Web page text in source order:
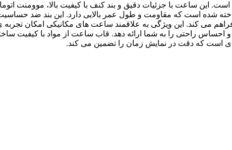
شده است که مقاومت و طول عمر بالایی دارد. این بند ضد
می کند. این ویژگی به علاقمند ساعت های مکانیکی امکان تجربه
راحتی را به شما ارائه دهد. قاب ساعت از مواد با کیفیت
است که دقت در نمایش زمان را تضمین می کند.